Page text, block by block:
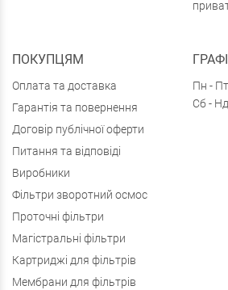
ПОКУПЦЯМ
Оплата та доставка
Гарантія та повернення
Договір публічної оферти
Питання та відповіді
Виробники
Фільтри зворотний осмос
Проточні фільтри
Магістральні фільтри
Картриджі для фільтрів
Мембрани для фільтрів
Пн -
Сб -